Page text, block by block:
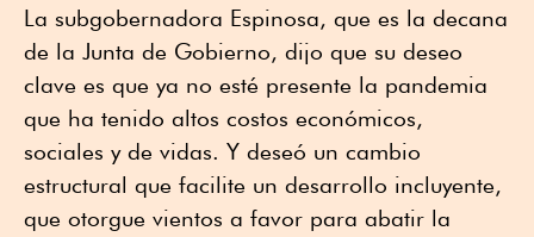
La subgobernadora Espinosa, que es la decana
de la Junta de Gobierno, dijo que su deseo
clave es que ya no esté presente la pandemia
que ha tenido altos costos económicos,
sociales y de vidas. Y deseó un cambio
estructural que facilite un desarrollo incluyente,
que otorgue vientos a favor para abatir la